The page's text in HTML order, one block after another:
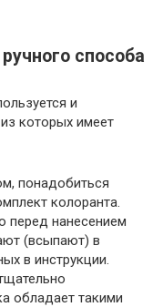
способа
и
которых имеет
понадобиться
колоранта.
перед нанесением
(всыпают) в
в инструкции.
обладает такими